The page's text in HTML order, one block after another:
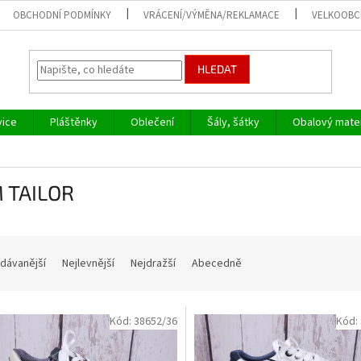
OBCHODNÍ PODMÍNKY VRÁCENÍ/VÝMĚNA/REKLAMACE
HLEDAT
Pláštěnky Oblečení Šály, šátky
Obalový
TAILOR
Nejlevnější Nejdražší Abecedně
Kód: 38652/36 Kód: